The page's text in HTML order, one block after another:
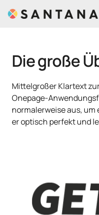
Die große
Mittelgroßer Klartext
Onepage-
normalerweise aus, um
er optisch perfekt und